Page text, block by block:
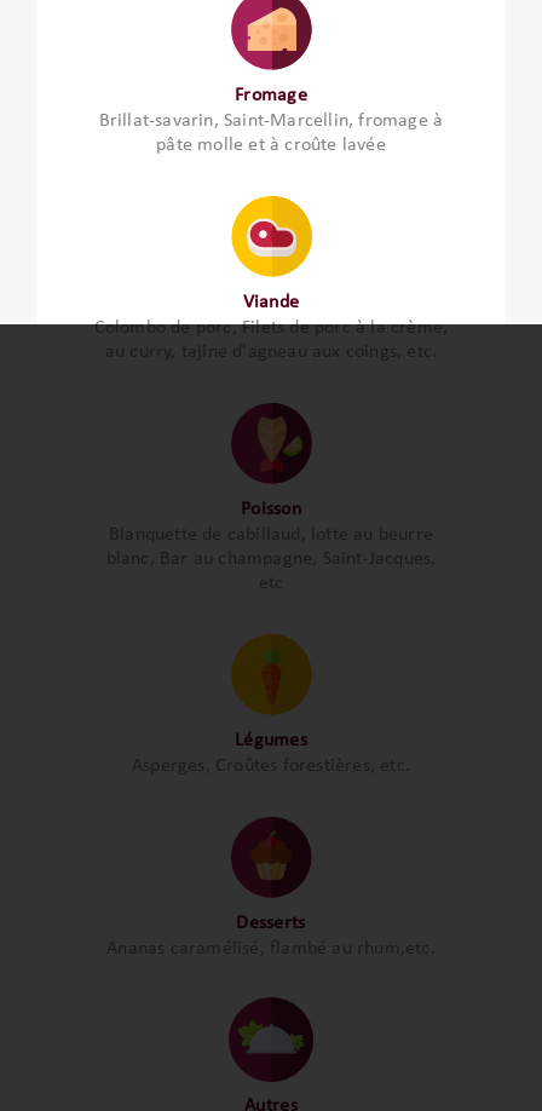
Fromage
Brillat-savarin, Saint-Marcellin, fromage à
pâte molle et à croûte lavée
Viande
Colombo de porc, Filets de porc à la crème,
au curry, tajine d'agneau aux coings, etc.
Poisson
Blanquette de cabillaud, lotte au beurre
blanc, Bar au champagne, Saint-Jacques,
etc
Légumes
Asperges, Croûtes forestières, etc.
Desserts
Ananas caramélisé, flambé au rhum,etc.
Autres